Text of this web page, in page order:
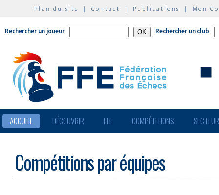
Plan du site | Contact | Publications | Mon
Rechercher un joueur Rechercher un club
ACCUEIL DÉCOUVRIR FFE COMPÉTITIONS
Compétitions par équipes